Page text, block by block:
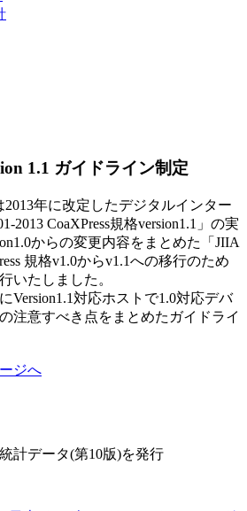
1.1 ガイドライン制定
年に改定したデジタルインター
2013 CoaXPress規格version1.1」の実
からの変更内容をまとめた「JIIA
規格v1.0からv1.1への移行のため
いたしました。
対応ホストで1.0対応デバ
注意すべき点をまとめたガイドライ
ジへ
計データ(第10版)を発行